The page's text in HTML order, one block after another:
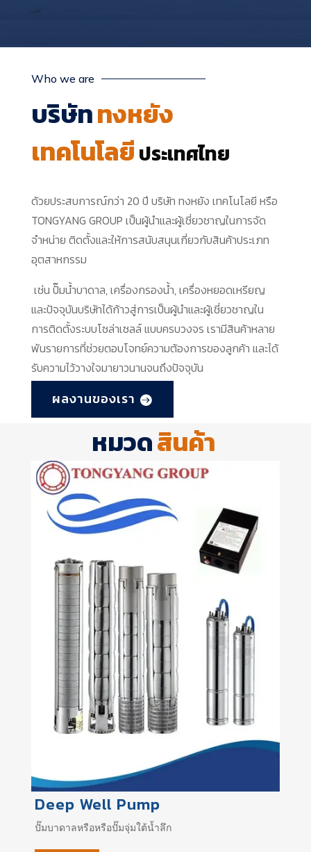
Who we are
บริษัททงหยัง
เทคโนโลยีประเทศไทย
ด้วยประสบการณ์กว่า 20 ปี บริษัท ทงหยัง เทคโนโลยี หรือ
TONGYANG GROUP เป็นผู้นำและผู้เชี่ยวชาญในการจัด
จำหน่าย ติดตั้งและให้การสนับสนุนเกี่ยวกับสินค้าประเภท
อุตสาหกรรม
เช่น ปั๊มน้ำบาดาล, เครื่องกรองน้ำ, เครื่องหยอดเหรียญ
และปัจจุบันบริษัทได้ก้าวสู่การเป็นผู้นำและผู้เชี่ยวชาญใน
การติดตั้งระบบโซล่าเซลล์ แบบครบวงจร เรามีสินค้าหลาย
พันรายการที่ช่วยตอบโจทย์ความต้องการของลูกค้า และได้
รับความไว้วางใจมายาวนานจนถึงปัจจุบัน
ผลงานของเรา
หมวดสินค้า
Deep Well Pump
ปั๊มบาดาลหรือหรือปั๊มจุ่มใต้น้ำลึก